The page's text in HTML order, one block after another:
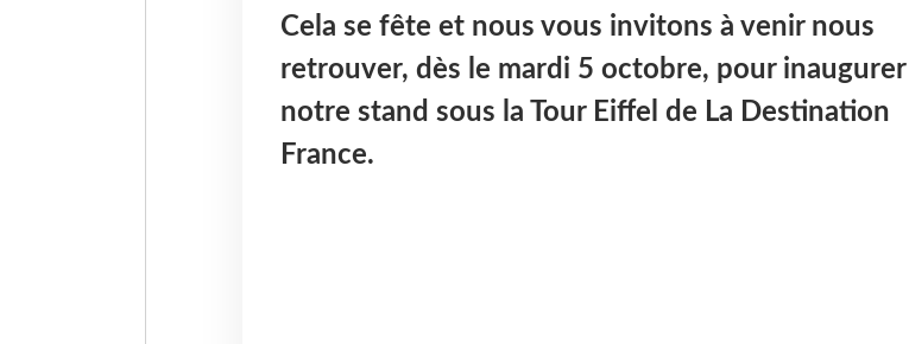
Cela se fête et nous vous invitons à venir nous
retrouver, dès le mardi 5 octobre, pour inaugurer
notre stand sous la Tour Eiffel de La Destination
France.